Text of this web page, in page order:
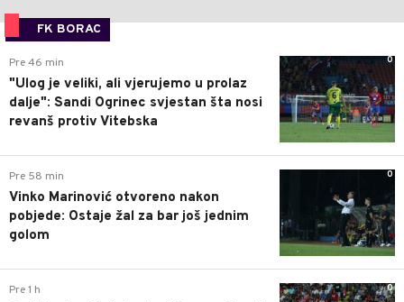
FK BORAC
0
Pre 46 min
"Ulog je veliki, ali vjerujemo u prolaz
dalje": Sandi Ogrinec svjestan šta nosi
revanš protiv Vitebska
0
Pre 58 min
Vinko Marinović otvoreno nakon
pobjede: Ostaje žal za bar još jednim
golom
0
Pre 1 h